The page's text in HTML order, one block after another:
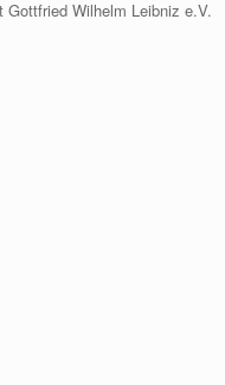
Wilhelm Leibniz e.V.